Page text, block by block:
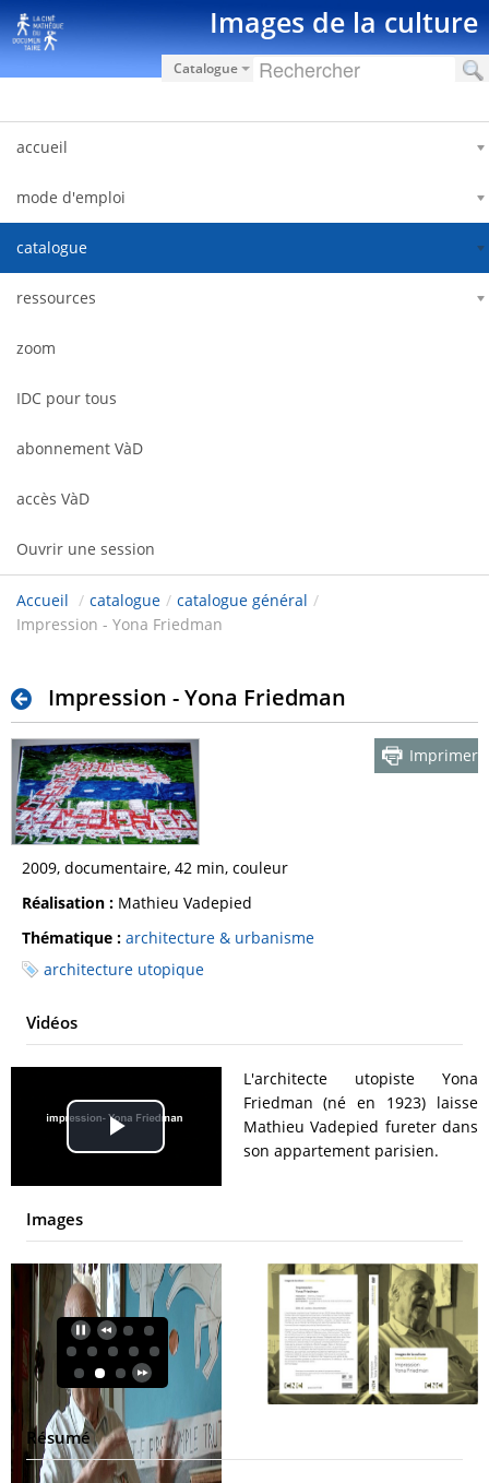
Saut au contenu Images de la culture
Catalogue
accueil
mode d'emploi
catalogue
ressources
zoom
IDC pour tous
abonnement VàD
accès VàD
Ouvrir une session
Accueil / catalogue / catalogue général /
Impression - Yona Friedman
Impression - Yona Friedman
Imprimer
2009, documentaire, 42 min, couleur
Réalisation : Mathieu Vadepied
Thématique : architecture & urbanisme
architecture utopique
Vidéos
Play
Video
L'architecte utopiste Yona
Friedman (né en 1923) laisse
Mathieu Vadepied fureter dans
son appartement parisien.
Images
Résumé